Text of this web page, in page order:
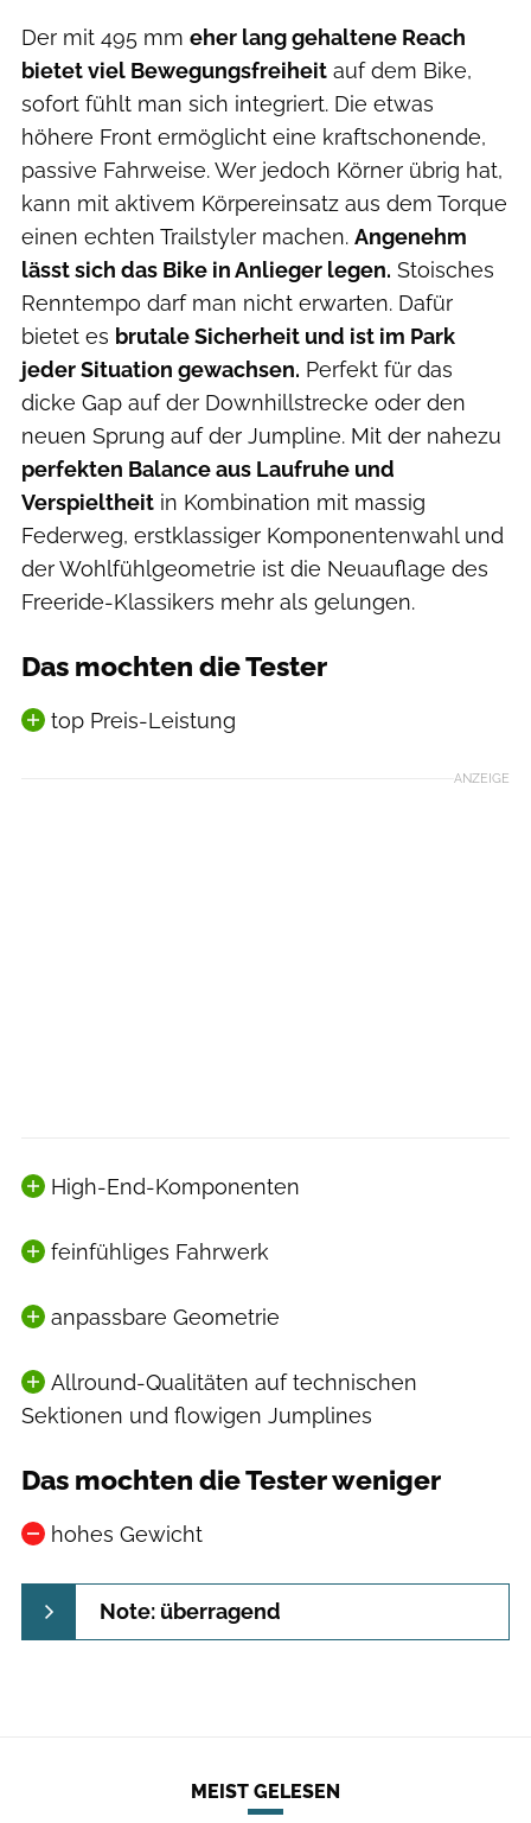
Der mit 495 mm eher lang gehaltene Reach
bietet viel Bewegungsfreiheit auf dem Bike,
sofort fühlt man sich integriert. Die etwas
höhere Front ermöglicht eine kraftschonende,
passive Fahrweise. Wer jedoch Körner übrig hat,
kann mit aktivem Körpereinsatz aus dem Torque
einen echten Trailstyler machen. Angenehm
lässt sich das Bike in Anlieger legen. Stoisches
Renntempo darf man nicht erwarten. Dafür
bietet es brutale Sicherheit und ist im Park
jeder Situation gewachsen. Perfekt für das
dicke Gap auf der Downhillstrecke oder den
neuen Sprung auf der Jumpline. Mit der nahezu
perfekten Balance aus Laufruhe und
Verspieltheit in Kombination mit massig
Federweg, erstklassiger Komponentenwahl und
der Wohlfühlgeometrie ist die Neuauflage des
Freeride-Klassikers mehr als gelungen.
Das mochten die Tester
top Preis-Leistung
ANZEIGE
High-End-Komponenten
feinfühliges Fahrwerk
anpassbare Geometrie
Allround-Qualitäten auf technischen
Sektionen und flowigen Jumplines
Das mochten die Tester weniger
hohes Gewicht
Note: überragend
MEIST GELESEN